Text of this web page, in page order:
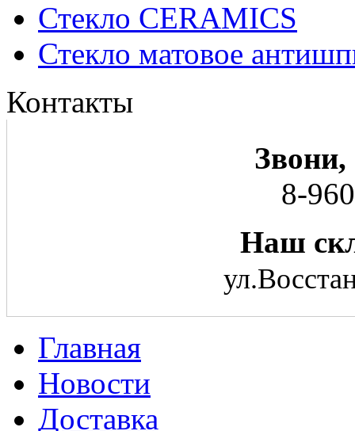
Стекло CERAMICS
Стекло матовое
Контакты
8-
Наш
Главная
Новости
Доставка